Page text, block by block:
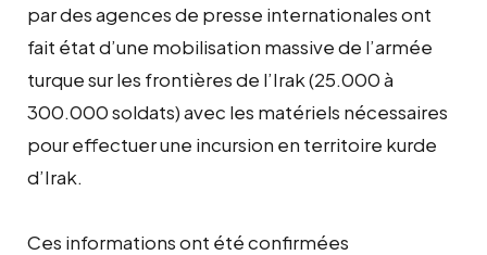
par des agences de presse internationales ont
fait état d’une mobilisation massive de l’armée
turque sur les frontières de l’Irak (25.000 à
300.000 soldats) avec les matériels nécessaires
pour effectuer une incursion en territoire kurde
d’Irak.
Ces informations ont été confirmées